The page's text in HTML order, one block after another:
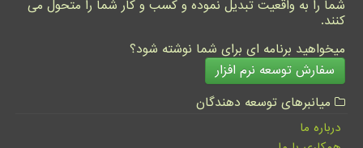
شما را به واقعیت تبدیل نموده و کسب و کار شما را متحول می
کنند.
میخواهید برنامه ای برای شما نوشته شود؟
سفارش توسعه نرم افزار
میانبرهای توسعه دهندگان
درباره ما